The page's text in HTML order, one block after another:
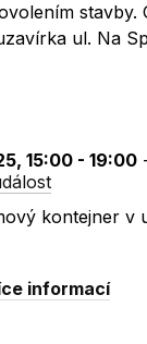
stavby.
ul. Na
15:00 - 19:00
kontejner v
informací